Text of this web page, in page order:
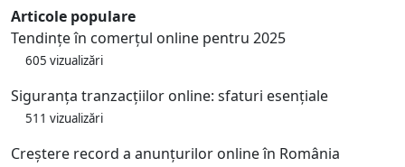
Articole populare
Tendințe în comerțul online pentru 2025
605 vizualizări
Siguranța tranzacțiilor online: sfaturi esențiale
511 vizualizări
Creștere record a anunțurilor online în România